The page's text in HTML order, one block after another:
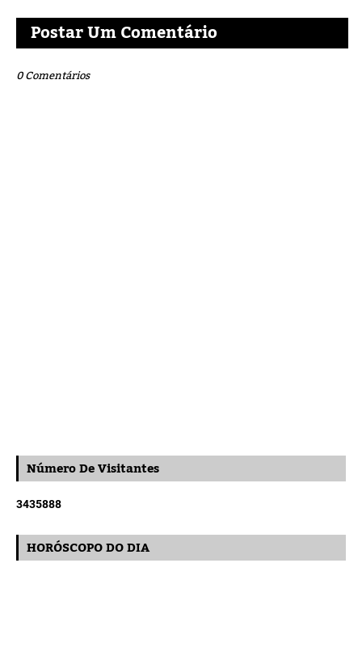
Postar Um Comentário
0 Comentários
Número De Visitantes
3435888
HORÓSCOPO DO DIA